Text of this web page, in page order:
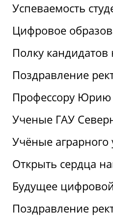
Успеваемость
Цифровое
Полку
Поздравление
Профессору Юрию
Ученые ГАУ
Учёные
Открыть сердца
Будущее
Поздравление